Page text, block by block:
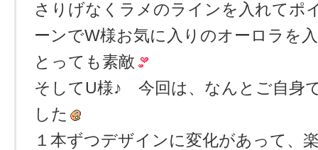
さりげなくラメのラインを入れてポ
ーンでW様お気に入りのオーロラを
とっても素敵
そしてU様♪ 今回は、なんとご自身
した
１本ずつデザインに変化があって、